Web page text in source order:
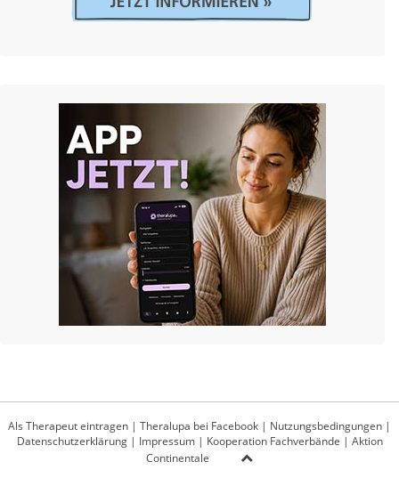
Als Therapeut eintragen | Theralupa bei Facebook | Nutzungsbedingungen |
Datenschutzerklärung| Impressum| Kooperation Fachverbände | Aktion
Continentale